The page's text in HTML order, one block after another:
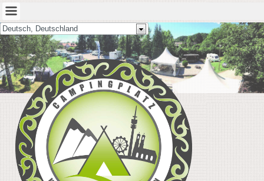
Deutsch, Deutschland